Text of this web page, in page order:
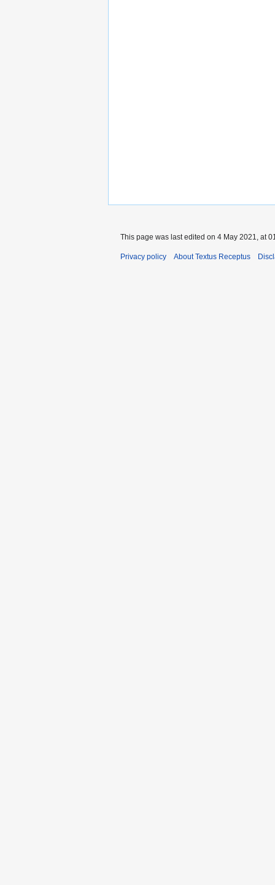
This page was last edited on 4 May 2021, at
Privacy policy About Textus Receptus